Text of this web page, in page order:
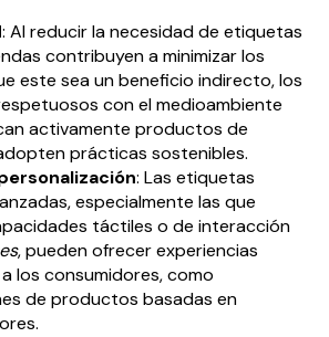
: Al reducir la necesidad de etiquetas
contribuyen a minimizar los
este sea un beneficio indirecto, los
con el medioambiente
activamente productos de
prácticas sostenibles.
: Las etiquetas
especialmente las que
táctiles o de interacción
, pueden ofrecer experiencias
los consumidores, como
de productos basadas en